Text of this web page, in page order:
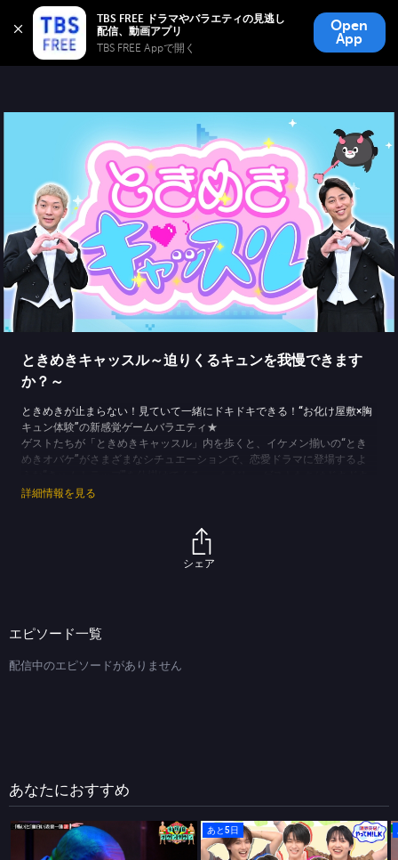
TBS FREE ドラマやバラエティの見逃し
TBS FREE Appで開く
Open
App
TBS FREE
無料見逃し配信
ときめきキャッスル～迫りくるキュンを我慢できます
か？～
ときめきが止まらない！見ていて一緒にドキドキできる！“お化け屋敷×胸
キュン体験”の新感覚ゲームバラエティ★
ゲストたちが「ときめきキャッスル」内を歩くと、イケメン揃いの“とき
めきオバケ”がさまざまなシチュエーションで、恋愛ドラマに登場するよ
してしまうと即脱落！果たして最後までドキドキに耐えられるか…！？
い運命の女性を見つけるべく「ときめきキャッスル」を作った。そんな城
には今日も王子に会いたいお姫様たちが集められる…
詳細情報を見る
シェア
エピソード一覧
配信中のエピソードがありません
あなたにおすすめ
あと5日